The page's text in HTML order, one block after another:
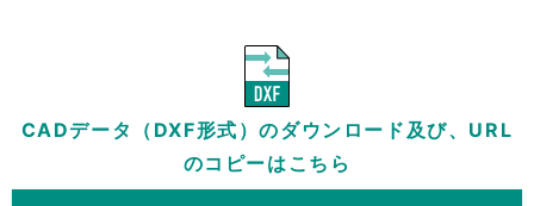
CADデータ（DXF形式）のダウンロード及び、URL
のコピーはこちら